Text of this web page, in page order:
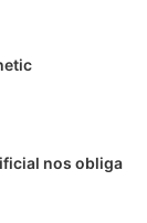
nos obliga